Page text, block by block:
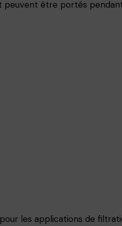
peuvent être portés
les applications de